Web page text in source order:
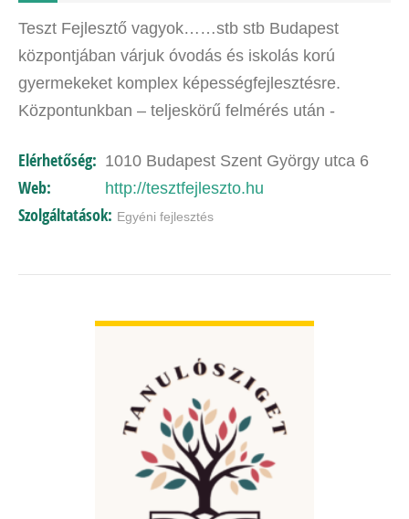
Teszt Fejlesztő vagyok……stb stb Budapest
központjában várjuk óvodás és iskolás korú
gyermekeket komplex képességfejlesztésre.
Központunkban – teljeskörű felmérés után -
Tevékenységi körünk…
Elérhetőség: 1010 Budapest Szent György utca 6
Web: http://tesztfejleszto.hu
Szolgáltatások: Egyéni fejlesztés